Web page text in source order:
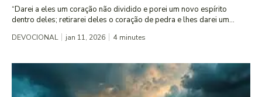
“Darei a eles um coração não dividido e porei um novo espírito
dentro deles; retirarei deles o coração de pedra e lhes darei um...
DEVOCIONAL jan 11, 2026 4 minutes